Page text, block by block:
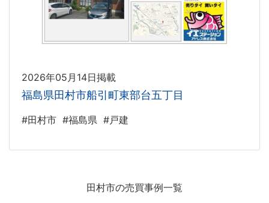
2026年05月14日掲載
福島県田村市船引町東部台五丁目
#田村市 #福島県 #戸建
田村市の売買事例一覧